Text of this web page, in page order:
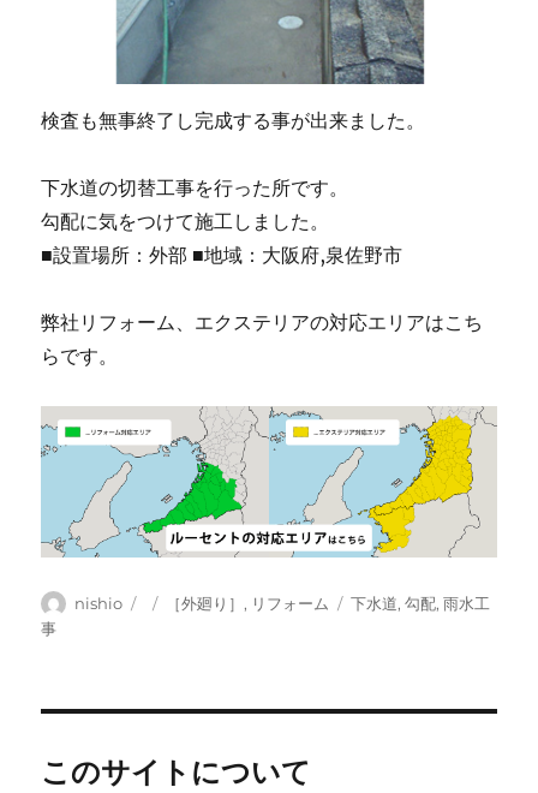
検査も無事終了し完成する事が出来ました。
下水道の切替工事を行った所です。
勾配に気をつけて施工しました。
■設置場所：外部 ■地域：大阪府,泉佐野市
弊社リフォーム、エクステリアの対応エリアはこち
らです。
投
nishio
投
カ［外廻り］ , リフォーム
タ
下水道,勾配,雨水工
事
このサイトについて